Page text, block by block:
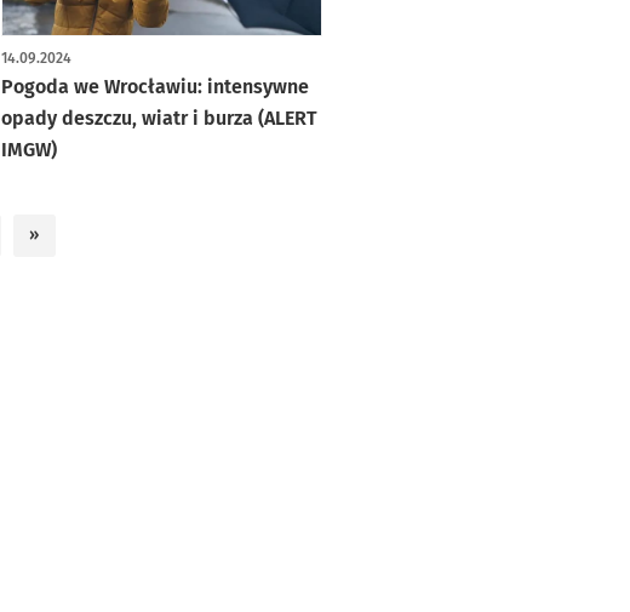
Pogoda we Wrocławiu: intensywne
opady deszczu, wiatr i burza (ALERT
IMGW)
14.09.2024
»